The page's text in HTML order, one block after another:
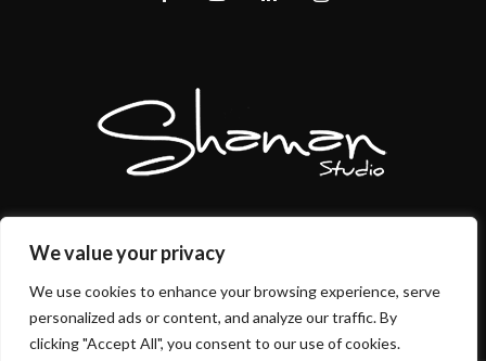
We value your privacy
We use cookies to enhance your browsing experience, serve
personalized ads or content, and analyze our traffic. By
clicking "Accept All", you consent to our use of cookies.
CGU/CGV